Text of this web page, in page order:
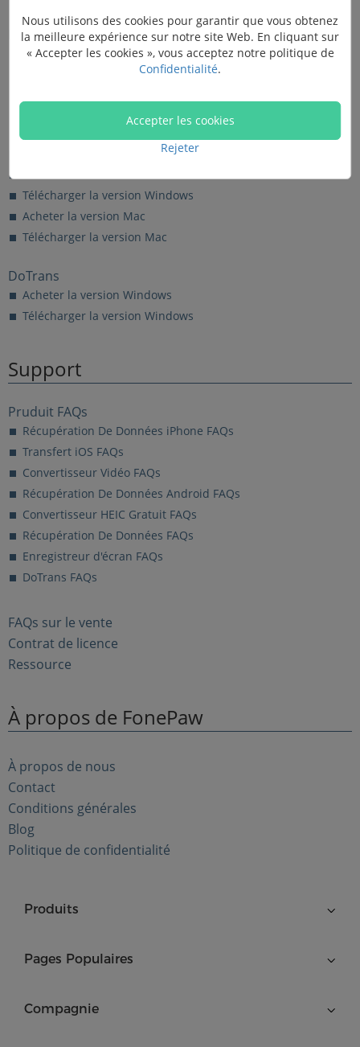
Récupération De Données
Acheter la version Windows
Télécharger la version Windows
Télécharger la version Mac
Télécharger la version Windows
Acheter la version Mac
Télécharger la version Mac
DoTrans
Acheter la version Windows
Télécharger la version Windows
Support
Pruduit FAQs
Récupération De Données iPhone FAQs
Transfert iOS FAQs
Convertisseur Vidéo FAQs
Récupération De Données Android FAQs
Convertisseur HEIC Gratuit FAQs
Récupération De Données FAQs
Enregistreur d'écran FAQs
DoTrans FAQs
FAQs sur le vente
Contrat de licence
Ressource
À propos de FonePaw
À propos de nous
Contact
Conditions générales
Blog
Politique de confidentialité
Produits
Pages Populaires
Compagnie
Nous utilisons des cookies pour garantir que vous obtenez
la meilleure expérience sur notre site Web. En cliquant sur
« Accepter les cookies », vous acceptez notre politique de
Confidentialité.
Accepter les cookies
Rejeter